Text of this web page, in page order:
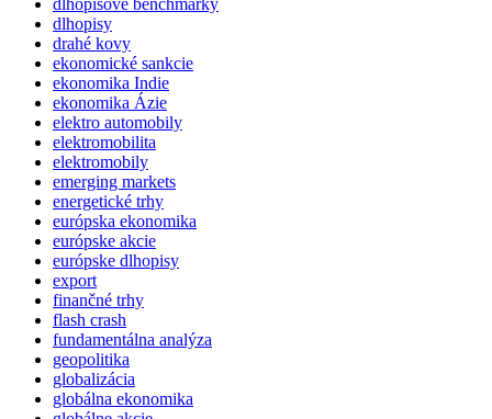
dlhopisové benchmarky
dlhopisy
drahé kovy
ekonomické sankcie
ekonomika Indie
ekonomika Ázie
elektro automobily
elektromobilita
elektromobily
emerging markets
energetické trhy
európska ekonomika
európske akcie
európske dlhopisy
export
finančné trhy
flash crash
fundamentálna analýza
geopolitika
globalizácia
globálna ekonomika